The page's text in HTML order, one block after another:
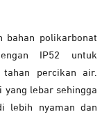
polikarbonat
IP52 untuk
percikan air.
yang lebar sehingga
lebih nyaman dan